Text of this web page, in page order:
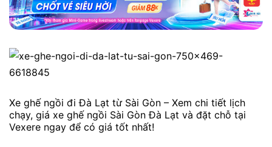
Xe ghế ngồi đi Đà Lạt từ Sài Gòn – Xem chi tiết lịch
chạy, giá xe ghế ngồi Sài Gòn Đà Lạt và đặt chỗ tại
Vexere ngay để có giá tốt nhất!